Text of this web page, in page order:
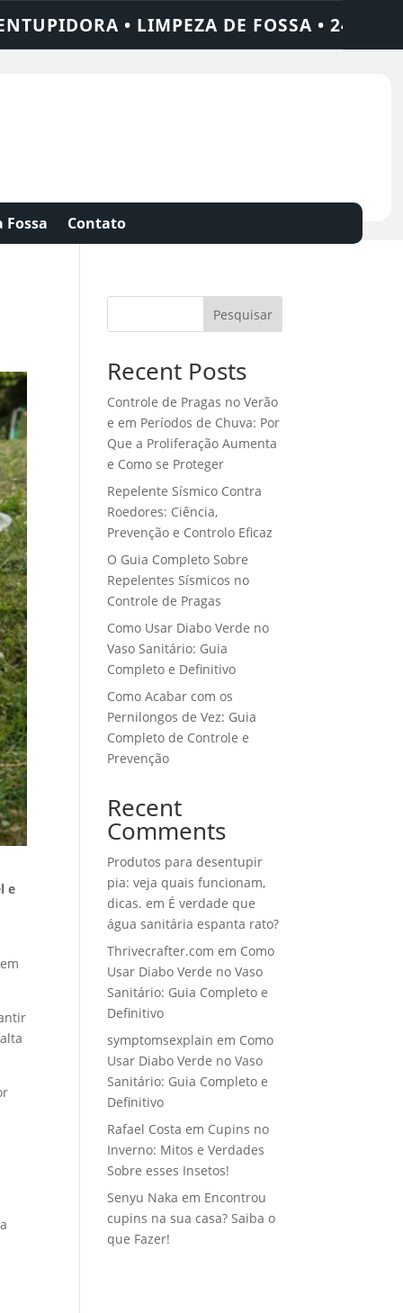
DE FOSSA • 24 HORAS • CHAME
Fossa Contato
e
Pesquisar
Recent Posts
Controle de Pragas no Verão
e em Períodos de Chuva: Por
Que a Proliferação Aumenta
e Como se Proteger
Repelente Sísmico Contra
Roedores: Ciência,
Prevenção e Controlo Eficaz
O Guia Completo Sobre
Repelentes Sísmicos no
Controle de Pragas
Como Usar Diabo Verde no
Vaso Sanitário: Guia
Completo e Definitivo
Como Acabar com os
Pernilongos de Vez: Guia
Completo de Controle e
Prevenção
Recent
Comments
Produtos para desentupir
pia: veja quais funcionam,
dicas. em É verdade que
água sanitária espanta rato?
Thrivecrafter.com em Como
Usar Diabo Verde no Vaso
Sanitário: Guia Completo e
Definitivo
symptomsexplain em Como
Usar Diabo Verde no Vaso
Sanitário: Guia Completo e
Definitivo
Rafael Costa em Cupins no
Inverno: Mitos e Verdades
Sobre esses Insetos!
Senyu Naka em Encontrou
cupins na sua casa? Saiba o
que Fazer!